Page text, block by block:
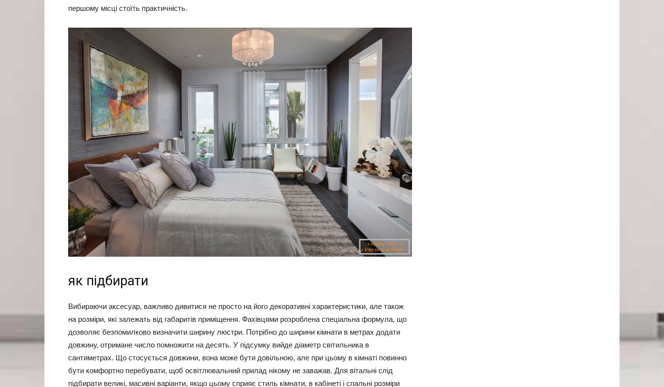
першому місці стоїть практичність.
як підбирати
Вибираючи аксесуар, важливо дивитися не просто на його декоративні характеристики, але також
на розміри, які залежать від габаритів приміщення. Фахівцями розроблена спеціальна формула, що
дозволяє безпомилково визначити ширину люстри. Потрібно до ширини кімнати в метрах додати
довжину, отримане число помножити на десять. У підсумку вийде діаметр світильника в
сантиметрах. Що стосується довжини, вона може бути довільною, але при цьому в кімнаті повинно
бути комфортно перебувати, щоб освітлювальний прилад нікому не заважав. Для вітальні слід
підбирати великі, масивні варіанти, якщо цьому сприяє стиль кімнати, в кабінеті і спальні розміри